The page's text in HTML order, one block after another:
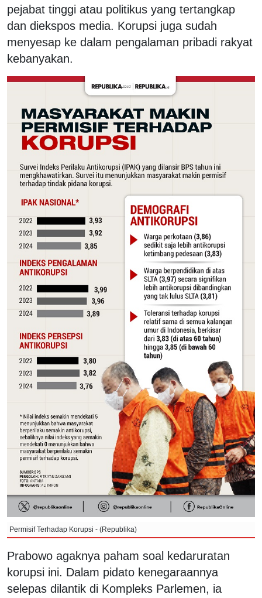
pejabat tinggi atau politikus yang tertangkap
dan diekspos media. Korupsi juga sudah
menyesap ke dalam pengalaman pribadi rakyat
kebanyakan.
Permisif Terhadap Korupsi - (Republika)
Prabowo agaknya paham soal kedaruratan
korupsi ini. Dalam pidato kenegaraannya
selepas dilantik di Kompleks Parlemen, ia